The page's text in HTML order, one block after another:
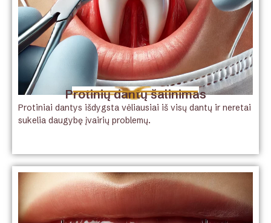
Protinių dantų šalinimas
Protiniai dantys išdygsta vėliausiai iš visų dantų ir neretai
sukelia daugybę įvairių problemų.